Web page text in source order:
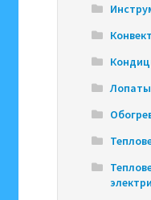
Лопаты